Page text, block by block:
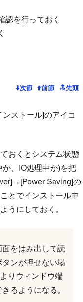
認を行っておく
ストール]のアイコ
おくとシステム状態
、IO処理中か)を把
Saving]の
とでインストール中
うにしておく。
をはみ出して読
ンが押せない場
りウィンドウ端
るようになる。